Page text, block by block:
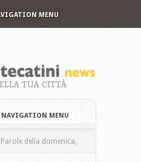
MENU
TUA CITTÀ
NAVIGATION MENU
Parole della domenica,